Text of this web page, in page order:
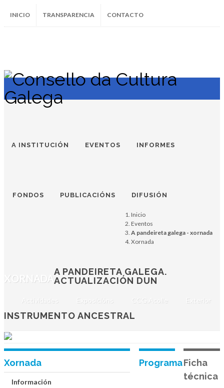
INICIO TRANSPARENCIA CONTACTO
InstagramFacebookTwitter Soundcloud
Youtube
A INSTITUCIÓN EVENTOS INFORMES
FONDOS PUBLICACIÓNS DIFUSIÓN
XORNADA
Actividades Exposicións CCG.Acolle Exterior
A PANDEIRETA GALEGA.
ACTUALIZACIÓN DUN
INSTRUMENTO ANCESTRAL
Inicio
Eventos
A pandeireta galega - xornada
Xornada
Actualización dun
instrumento
ancestral
SERRA DE OUTES
Xornada
Información
ProgramaFicha
técnica